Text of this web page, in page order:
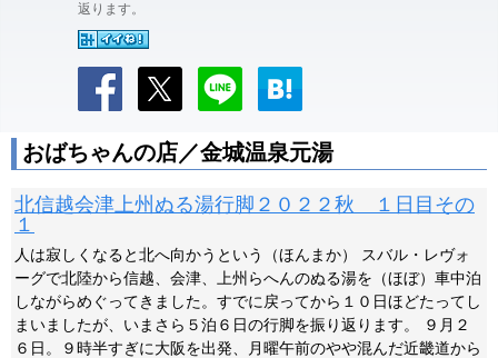
返ります。
おばちゃんの店／金城温泉元湯
北信越会津上州ぬる湯行脚２０２２秋 １日目その
１
人は寂しくなると北へ向かうという（ほんまか） スバル・レヴォ
ーグで北陸から信越、会津、上州らへんのぬる湯を（ほぼ）車中泊
しながらめぐってきました。すでに戻ってから１０日ほどたってし
まいましたが、いまさら５泊６日の行脚を振り返ります。 ９月２
６日。９時半すぎに大阪を出発、月曜午前のやや混んだ近畿道から